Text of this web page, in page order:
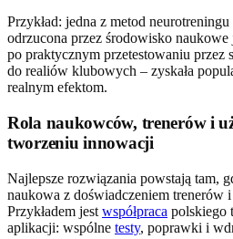
Przykład: jedna z metod neurotreningu
odrzucona przez środowisko
po praktycznym przetestowaniu przez
do realiów klubowych – zyskała
realnym efektom.
Rola naukowców, trenerów i
tworzeniu innowacji
Najlepsze rozwiązania powstają tam,
naukowa z doświadczeniem trenerów
Przykładem jest współpraca polskiego
aplikacji: wspólne testy, poprawki i